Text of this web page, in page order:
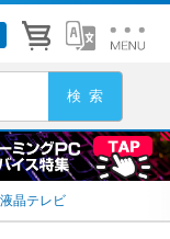
液晶テレビ